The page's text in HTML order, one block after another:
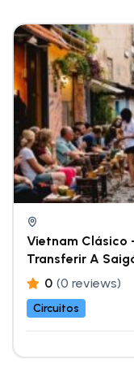
Vietnam Clásico
Transferir A
0 (0 reviews)
Circuitos